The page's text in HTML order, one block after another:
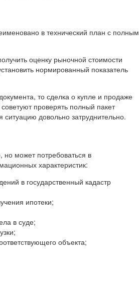
в технический план с полным
оценку рыночной стоимости
нормированный показатель
то сделка о купле и продаже
проверять полный пакет
довольно затруднительно.
может потребоваться в
характеристик:
в государственный кадастр
ипотеки;
в суде;
объекта;